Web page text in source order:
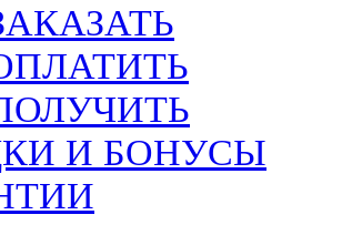
И БОНУСЫ